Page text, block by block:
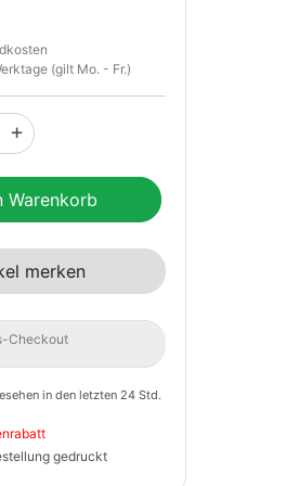
(gilt Mo. - Fr.)
+
Warenkorb
merken
Checkout
in den letzten 24 Std.
gedruckt